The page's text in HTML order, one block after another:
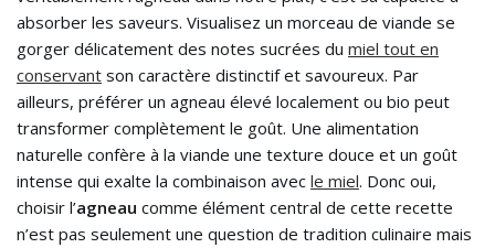
absorber les saveurs. Visualisez un morceau de viande se
gorger délicatement des notes sucrées du miel tout en
conservant son caractère distinctif et savoureux. Par
ailleurs, préférer un agneau élevé localement ou bio peut
transformer complètement le goût. Une alimentation
naturelle confère à la viande une texture douce et un goût
intense qui exalte la combinaison avec le miel. Donc oui,
choisir l’agneau comme élément central de cette recette
n’est pas seulement une question de tradition culinaire mais